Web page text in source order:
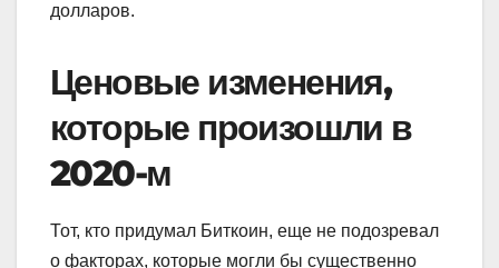
долларов.
Ценовые изменения,
которые произошли в
2020-м
Тот, кто придумал Биткоин, еще не подозревал
о факторах, которые могли бы существенно